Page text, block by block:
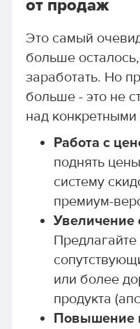
от продаж
Это самый
больше
заработать. Но
больше - это не
над
Работа с
поднять
систему
премиум-
Увеличение
или более
продукта
Повышение